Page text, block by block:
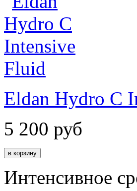
Eldan Hydro C
5 200 руб
Интенсивное